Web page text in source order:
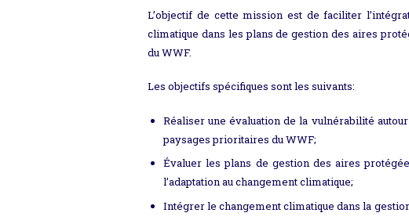
L’objectif de cette mission est de faciliter
climatique dans les plans de gestion des aires
du WWF.
Les objectifs spécifiques sont les suivants:
Réaliser une évaluation de la vulnérabilité
paysages prioritaires du WWF;
Évaluer les plans de gestion des aires
l’adaptation au changement climatique;
Intégrer le changement climatique dans la